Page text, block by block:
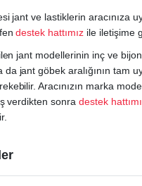
jant ve lastiklerin aracınıza
destek hattımız ile iletişime
jant modellerinin inç ve
da jant göbek aralığının tam
Aracınızın marka
verdikten sonra destek